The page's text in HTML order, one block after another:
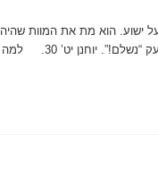
ישוע. הוא מת את המוות שהיה
אמור להיות של החוטאים. לוקס כג’ 44. מה קרא ישוע בתום שלוש השעות? הוא זעק “נשלם!”. יוחנן יט’ 30. למה